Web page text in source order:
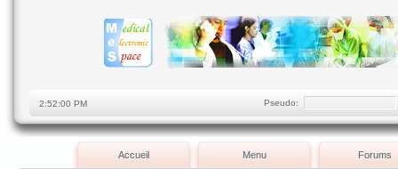
Pseudo:
Accueil Menu Forums